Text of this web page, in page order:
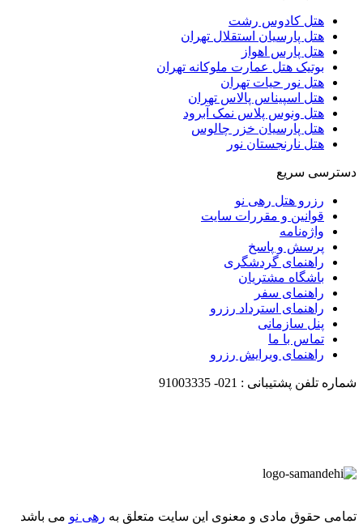
هتل کادوس رشت
هتل پارسیان استقلال تهران
هتل پارس اهواز
بوتیک هتل عمارت ملوکانه تهران
هتل نور حیات تهران
هتل اسپیناس پالاس تهران
هتل ونوس پلاس نمک آبرود
هتل پارسیان خزر چالوس
هتل نارنجستان نور
دسترسی سریع
رزرو هتل رهی نو
قوانین و مقررات سایت
واژه‌نامه
پرسش و پاسخ
راهنمای گردشگری
باشگاه مشتریان
راهنمای سفر
راهنمای استرداد رزرو
پنل سازمانی
تماس با ما
راهنمای ویرایش رزرو
شماره تلفن پشتیبانی : 021-
91003335
تمامی حقوق مادی و معنوی این سایت متعلق به رهی نو می باشد